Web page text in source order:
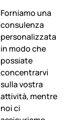
Forniamo una
consulenza
personalizzata
in modo che
possiate
concentrarvi
sulla vostra
attività, mentre
noi ci